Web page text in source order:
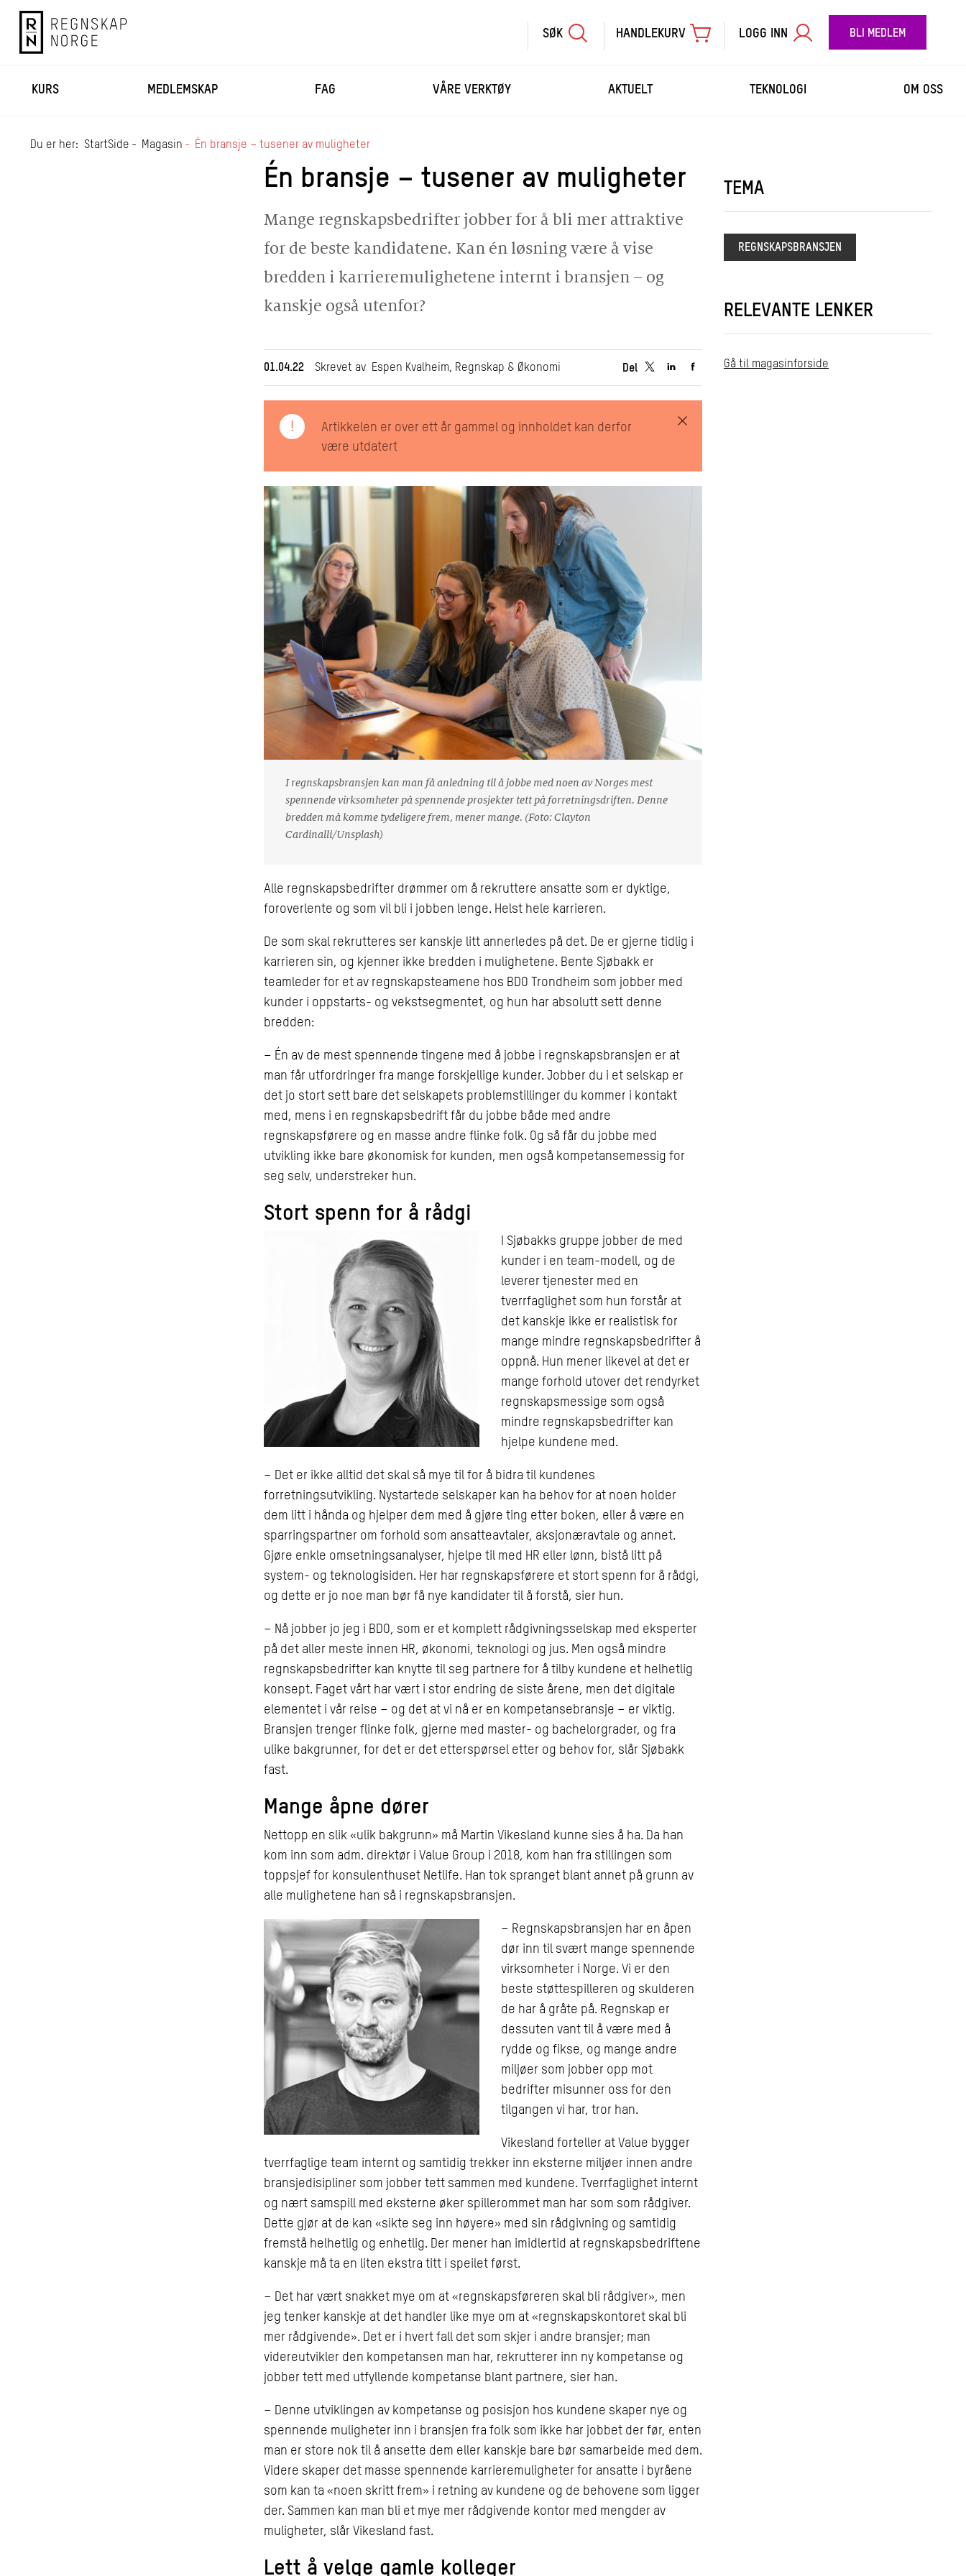
SØK HANDLEKURV LOGG INN BLI MEDLEM
HANDLE FLERE KURS
KURS MEDLEMSKAP FAG VÅRE VERKTØY AKTUELT TEKNOLOGI OM OSS
Du er her: StartSide Magasin Én bransje – tusener av muligheter
Én bransje – tusener av muligheter
Mange regnskapsbedrifter jobber for å bli mer attraktive
for de beste kandidatene. Kan én løsning være å vise
bredden i karrieremulighetene internt i bransjen – og
kanskje også utenfor?
01.04.22 Skrevet av Espen Kvalheim, Regnskap & Økonomi Del
!
Artikkelen er over ett år gammel og innholdet kan derfor
være utdatert
I regnskapsbransjen kan man få anledning til å jobbe med noen av Norges mest
spennende virksomheter på spennende prosjekter tett på forretningsdriften. Denne
bredden må komme tydeligere frem, mener mange. (Foto: Clayton
Cardinalli/Unsplash)
Alle regnskapsbedrifter drømmer om å rekruttere ansatte som er dyktige,
foroverlente og som vil bli i jobben lenge. Helst hele karrieren.
De som skal rekrutteres ser kanskje litt annerledes på det. De er gjerne tidlig i
karrieren sin, og kjenner ikke bredden i mulighetene. Bente Sjøbakk er
teamleder for et av regnskapsteamene hos BDO Trondheim som jobber med
kunder i oppstarts- og vekstsegmentet, og hun har absolutt sett denne
bredden:
– Én av de mest spennende tingene med å jobbe i regnskapsbransjen er at
man får utfordringer fra mange forskjellige kunder. Jobber du i et selskap er
det jo stort sett bare det selskapets problemstillinger du kommer i kontakt
med, mens i en regnskapsbedrift får du jobbe både med andre
regnskapsførere og en masse andre flinke folk. Og så får du jobbe med
utvikling ikke bare økonomisk for kunden, men også kompetansemessig for
seg selv, understreker hun.
Stort spenn for å rådgi
I Sjøbakks gruppe jobber de med
kunder i en team-modell, og de
leverer tjenester med en
tverrfaglighet som hun forstår at
det kanskje ikke er realistisk for
mange mindre regnskapsbedrifter å
oppnå. Hun mener likevel at det er
mange forhold utover det rendyrket
regnskapsmessige som også
mindre regnskapsbedrifter kan
hjelpe kundene med.
– Det er ikke alltid det skal så mye til for å bidra til kundenes
forretningsutvikling. Nystartede selskaper kan ha behov for at noen holder
dem litt i hånda og hjelper dem med å gjøre ting etter boken, eller å være en
sparringspartner om forhold som ansatteavtaler, aksjonæravtale og annet.
Gjøre enkle omsetningsanalyser, hjelpe til med HR eller lønn, bistå litt på
system- og teknologisiden. Her har regnskapsførere et stort spenn for å rådgi,
og dette er jo noe man bør få nye kandidater til å forstå, sier hun.
– Nå jobber jo jeg i BDO, som er et komplett rådgivningsselskap med eksperter
på det aller meste innen HR, økonomi, teknologi og jus. Men også mindre
regnskapsbedrifter kan knytte til seg partnere for å tilby kundene et helhetlig
konsept. Faget vårt har vært i stor endring de siste årene, men det digitale
elementet i vår reise – og det at vi nå er en kompetansebransje – er viktig.
Bransjen trenger flinke folk, gjerne med master- og bachelorgrader, og fra
ulike bakgrunner, for det er det etterspørsel etter og behov for, slår Sjøbakk
fast.
Mange åpne dører
Nettopp en slik «ulik bakgrunn» må Martin Vikesland kunne sies å ha. Da han
kom inn som adm. direktør i Value Group i 2018, kom han fra stillingen som
toppsjef for konsulenthuset Netlife. Han tok spranget blant annet på grunn av
alle mulighetene han så i regnskapsbransjen.
– Regnskapsbransjen har en åpen
dør inn til svært mange spennende
virksomheter i Norge. Vi er den
beste støttespilleren og skulderen
de har å gråte på. Regnskap er
dessuten vant til å være med å
rydde og fikse, og mange andre
miljøer som jobber opp mot
bedrifter misunner oss for den
tilgangen vi har, tror han.
Vikesland forteller at Value bygger
tverrfaglige team internt og samtidig trekker inn eksterne miljøer innen andre
bransjedisipliner som jobber tett sammen med kundene. Tverrfaglighet internt
og nært samspill med eksterne øker spillerommet man har som som rådgiver.
Dette gjør at de kan «sikte seg inn høyere» med sin rådgivning og samtidig
fremstå helhetlig og enhetlig. Der mener han imidlertid at regnskapsbedriftene
kanskje må ta en liten ekstra titt i speilet først.
– Det har vært snakket mye om at «regnskapsføreren skal bli rådgiver», men
jeg tenker kanskje at det handler like mye om at «regnskapskontoret skal bli
mer rådgivende». Det er i hvert fall det som skjer i andre bransjer; man
videreutvikler den kompetansen man har, rekrutterer inn ny kompetanse og
jobber tett med utfyllende kompetanse blant partnere, sier han.
– Denne utviklingen av kompetanse og posisjon hos kundene skaper nye og
spennende muligheter inn i bransjen fra folk som ikke har jobbet der før, enten
man er store nok til å ansette dem eller kanskje bare bør samarbeide med dem.
Videre skaper det masse spennende karrieremuligheter for ansatte i byråene
som kan ta «noen skritt frem» i retning av kundene og de behovene som ligger
der. Sammen kan man bli et mye mer rådgivende kontor med mengder av
muligheter, slår Vikesland fast.
Lett å velge gamle kolleger
TEMA
REGNSKAPSBRANSJEN
RELEVANTE LENKER
Gå til magasinforside